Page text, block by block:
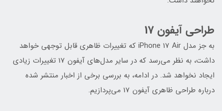
طراحی آیفون 17
به جز مدل iPhone 17 Air که تغییرات ظاهری قابل توجهی خواهد
داشت، به نظر می‌رسد که در سایر مدل‌های آیفون 17 تغییرات زیادی
ایجاد نخواهد شد. در ادامه، به بررسی برخی از اخبار منتشر شده
درباره طراحی ظاهری آیفون 17 می‌پردازیم.